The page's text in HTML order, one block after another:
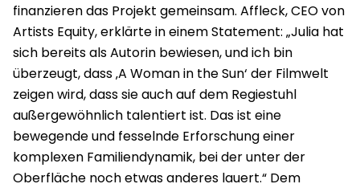
finanzieren das Projekt gemeinsam. Affleck, CEO von
Artists Equity, erklärte in einem Statement: „Julia hat
sich bereits als Autorin bewiesen, und ich bin
überzeugt, dass ‚A Woman in the Sun‘ der Filmwelt
zeigen wird, dass sie auch auf dem Regiestuhl
außergewöhnlich talentiert ist. Das ist eine
bewegende und fesselnde Erforschung einer
komplexen Familiendynamik, bei der unter der
Oberfläche noch etwas anderes lauert.“ Dem